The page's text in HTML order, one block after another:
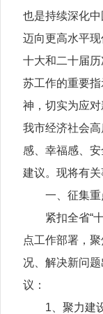
也是持续深化
迈向更高水平
十大和二十届
苏工作的重要
神，切实为应
我市经济社会
感、幸福感、
建议。现将有关
一、征集重
紧扣全省“
点工作部署，
况、解决新问
议：
1、聚力建